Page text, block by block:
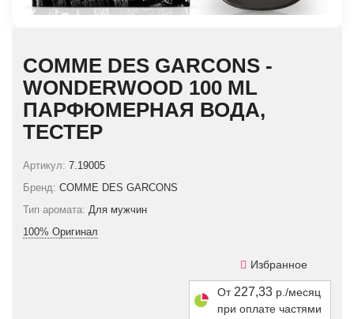
COMME DES GARCONS -
WONDERWOOD 100 ML
ПАРФЮМЕРНАЯ ВОДА,
ТЕСТЕР
Артикул: 7.19005
Бренд: COMME DES GARCONS
Тип аромата: Для мужчин
100% Оригинал
Избранное
От 227,33 р./месяц
при оплате частями